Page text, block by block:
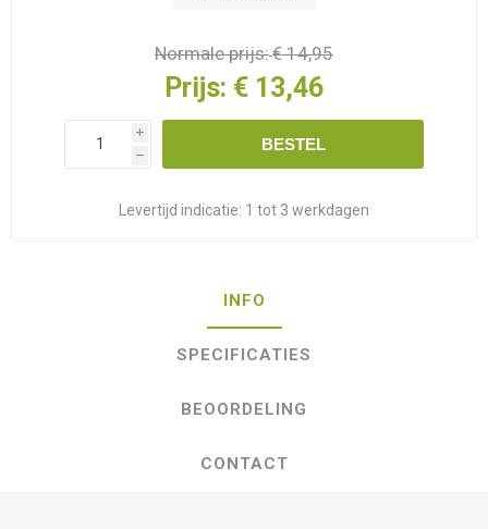
Normale prijs:€ 14,95
Prijs: € 13,46
i
h
BESTEL
Levertijd indicatie: 1 tot 3 werkdagen
INFO
SPECIFICATIES
BEOORDELING
CONTACT